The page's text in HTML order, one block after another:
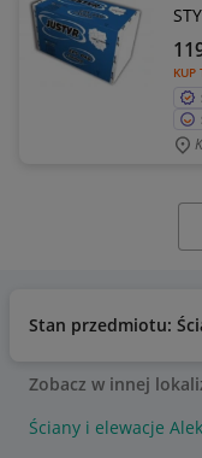
KUP
Stan przedmiotu:
Zobacz w innej
Ściany i elewacje